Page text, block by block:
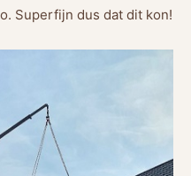
Superfijn dus dat dit kon!